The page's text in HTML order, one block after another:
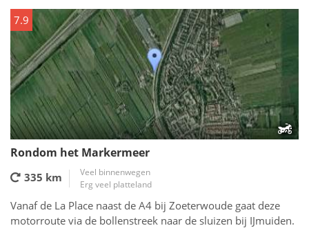
7.9
Rondom het Markermeer
335 km
Veel binnenwegen
Erg veel platteland
Vanaf de La Place naast de A4 bij Zoeterwoude gaat deze
motorroute via de bollenstreek naar de sluizen bij IJmuiden.